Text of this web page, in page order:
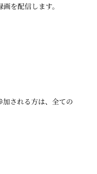
を配信します。
される方は、全ての